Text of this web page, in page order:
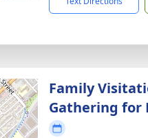
Family
Gathering for